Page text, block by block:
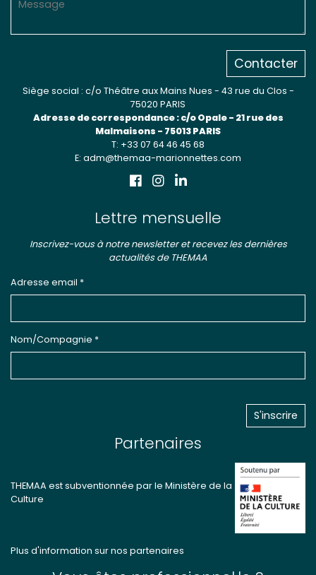
Contacter
Siège social : c/o Théâtre aux Mains Nues - 43 rue du Clos -
75020 PARIS
Adresse de correspondance : c/o Opale - 21 rue des
Malmaisons - 75013 PARIS
T: +33 07 64 46 45 68
E: adm@themaa-marionnettes.com
Lettre mensuelle
Inscrivez-vous à notre newsletter et recevez les dernières
actualités de THEMAA
Adresse email *
Nom/Compagnie *
Partenaires
THEMAA est subventionnée par le Ministère de la
Culture
Plus d'information sur nos partenaires